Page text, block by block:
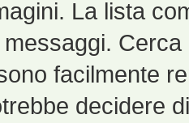
La lista
facilmente
decidere